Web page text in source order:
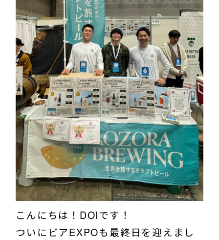
こんにちは！DOIです！
ついにビアEXPOも最終日を迎えまし